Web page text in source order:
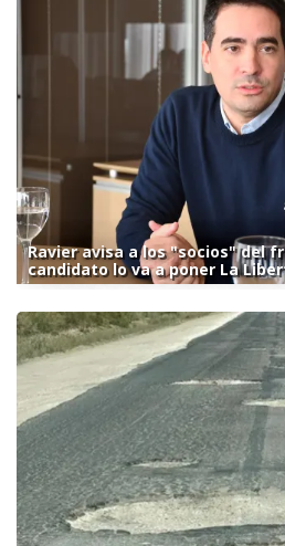
Ravier avisa a los "socios" del
candidato lo va a poner La